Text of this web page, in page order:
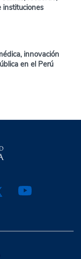
instituciones
innovación
en el Perú